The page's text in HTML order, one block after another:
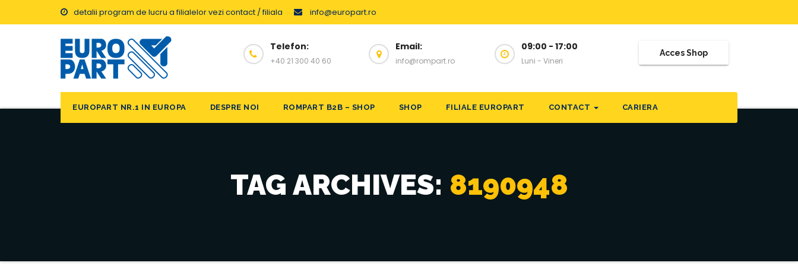
detalii program de lucru a filialelor vezi contact / filiala info@europart.ro
Telefon:
+40 21 300 40 60
Email:
info@rompart.ro
09:00 - 17:00
Luni - Vineri
Acces Shop
EUROPART NR.1 IN EUROPA DESPRE NOI ROMPART B2B – SHOP SHOP FILIALE EUROPART CONTACT CARIERA
TAG ARCHIVES: 8190948